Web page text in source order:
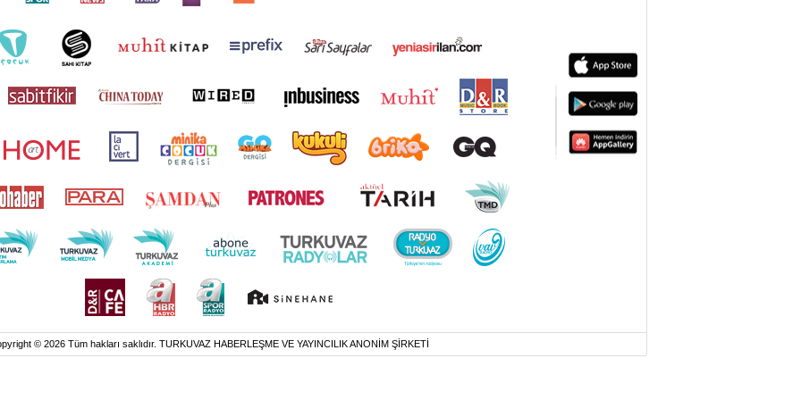
© 2026 Tüm hakları saklıdır. TURKUVAZ HABERLEŞME VE YAYINCILIK ANONİM ŞİRKETİ